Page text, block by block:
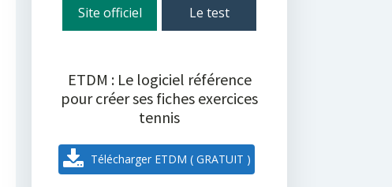
Site officiel Le test
ETDM : Le logiciel référence
pour créer ses fiches exercices
tennis
Télécharger ETDM ( GRATUIT )